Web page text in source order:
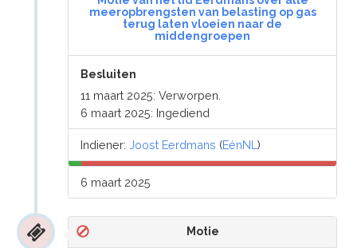
meeropbrengsten van belasting op gas
terug laten vloeien naar de
middengroepen
Besluiten
11 maart 2025: Verworpen.
6 maart 2025: Ingediend
Indiener:Joost Eerdmans (EénNL)
6 maart 2025
Motie